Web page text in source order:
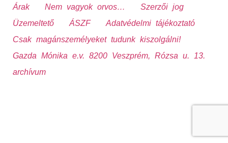
Árak Nem vagyok orvos…
Szerzői jog
Üzemeltető
ÁSZF
Adatvédelmi tájékoztató
Csak magánszemélyeket tudunk kiszolgálni!
Gazda Mónika e.v. 8200 Veszprém, Rózsa u. 13.
archívum